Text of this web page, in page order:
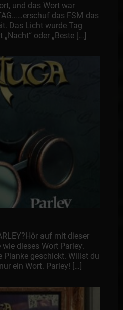
und das Wort war
das FSM das
Das Licht wurde Tag
oder „Beste […]
auf mit dieser
dieses Wort Parley.
Planke geschickt. Willst du
ein Wort. Parley! […]